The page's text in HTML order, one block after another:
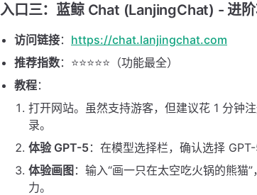
入口三：蓝鲸 Chat (LanjingChat) - 进
访问链接： https://chat.lanjingchat.com
推荐指数：⭐⭐⭐⭐⭐（功能最全）
教程：
打开网站。虽然支持游客，但建议花 1 分钟
录。
体验 GPT-5：在模型选择栏，确认选择
体验画图 ：输入“画一只在太空吃火锅的熊
力。